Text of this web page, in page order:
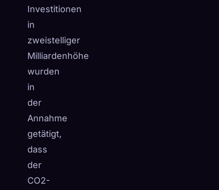
Investitionen
in
zweistelliger
Milliardenhöhe
wurden
in
der
Annahme
getätigt,
dass
der
CO2-